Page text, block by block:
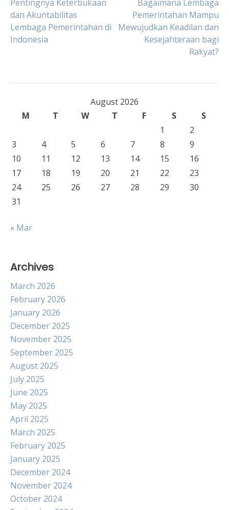
Post
navigation
Pentingnya Keterbukaan
dan Akuntabilitas
Lembaga Pemerintahan di
Indonesia
Bagaimana Lembaga
Pemerintahan Mampu
Mewujudkan Keadilan dan
Kesejahteraan bagi
Rakyat?
August 2026
M
T W T F S
S
1
2
3
4 5 6 7 8
9
10
11 12 13 14 15
16
17
18 19 20 21 22
23
24
25 26 27 28 29
30
31
« Mar
Archives
March 2026
February 2026
January 2026
December 2025
November 2025
September 2025
August 2025
July 2025
June 2025
May 2025
April 2025
March 2025
February 2025
January 2025
December 2024
November 2024
October 2024